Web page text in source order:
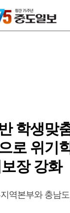
학생맞
로 위기
장 강화
역본부와 충남